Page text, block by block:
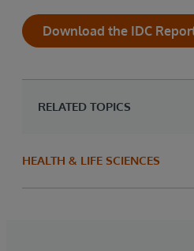
Download the IDC
RELATED TOPICS
HEALTH & LIFE SCIENCES